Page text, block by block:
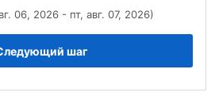
06, 2026 - пт, авг. 07, 2026)
шаг